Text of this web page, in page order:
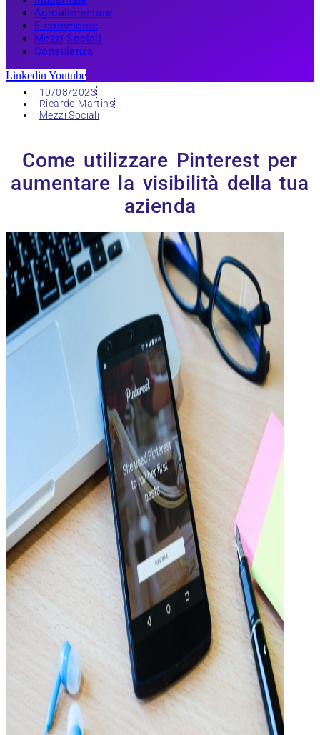
Agroalimentare
E-commerce
Mezzi Sociali
Consulenza
Linkedin Youtube
10/08/2023
Ricardo Martins
Mezzi Sociali
Come utilizzare Pinterest per
aumentare la visibilità della tua
azienda